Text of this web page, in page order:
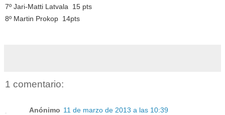
7º Jari-Matti Latvala 15 pts
8º Martin Prokop 14pts
1 comentario:
Anónimo 11 de marzo de 2013 a las 10:39